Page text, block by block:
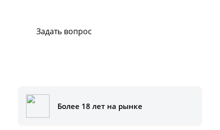
Задать вопрос
Более 18 лет на рынке